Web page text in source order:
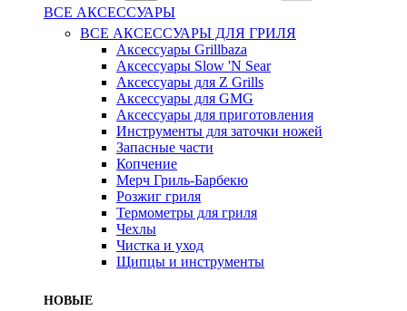
ВСЕ АКСЕССУАРЫ
ВСЕ АКСЕССУАРЫ ДЛЯ ГРИЛЯ
Аксессуары Grillbaza
Аксессуары Slow 'N Sear
Аксессуары для Z Grills
Аксессуары для GMG
Аксессуары для приготовления
Инструменты для заточки ножей
Запасные части
Копчение
Мерч Гриль-Барбекю
Розжиг гриля
Термометры для гриля
Чехлы
Чистка и уход
Щипцы и инструменты
НОВЫЕ